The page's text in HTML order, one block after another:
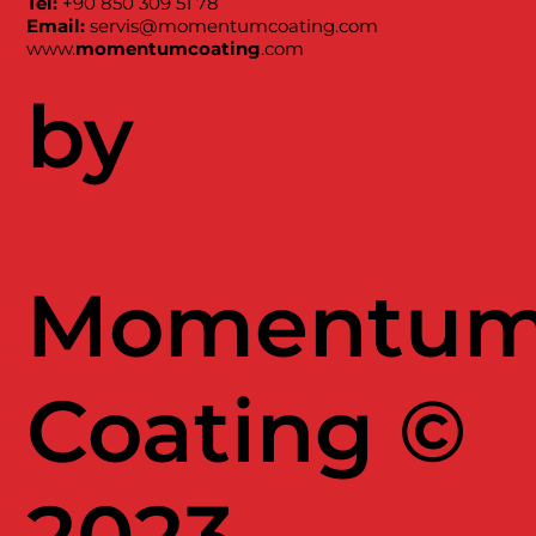
Email: servis@momentumcoating.com
www.momentumcoating.com
by
Coating ©